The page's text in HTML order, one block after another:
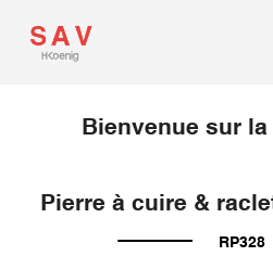
Bienvenue sur
Pierre à cuire &
RP328